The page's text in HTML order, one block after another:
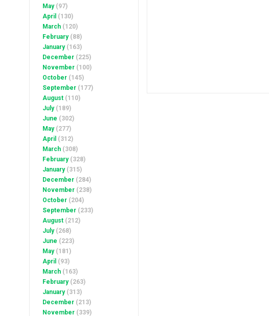
May(97)
April (130)
March (120)
February(88)
January(163)
December (225)
November (100)
October (145)
September (177)
August (110)
July(189)
June (302)
May(277)
April (312)
March (308)
February(328)
January(315)
December (284)
November (238)
October (204)
September (233)
August (212)
July(268)
June (223)
May(181)
April (93)
March (163)
February(263)
January(313)
December (213)
November (339)